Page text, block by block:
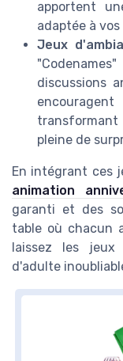
apportent
adaptée à
Jeux
discussions
pleine de
En intégrant ces
animation
garanti et des
table où chacun
laissez les jeux
d'adulte